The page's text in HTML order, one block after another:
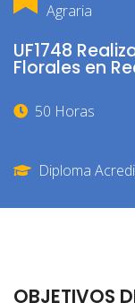
Agraria
UF1748
Florales en
50 Horas
Diploma
OBJETIVOS